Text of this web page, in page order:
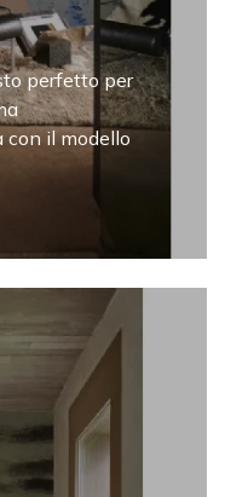
perfetto per
con il modello